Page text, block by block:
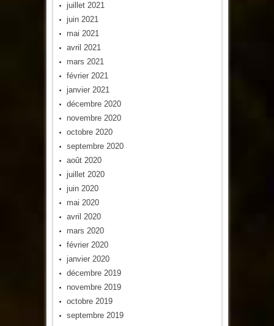
juillet 2021
juin 2021
mai 2021
avril 2021
mars 2021
février 2021
janvier 2021
décembre 2020
novembre 2020
octobre 2020
septembre 2020
août 2020
juillet 2020
juin 2020
mai 2020
avril 2020
mars 2020
février 2020
janvier 2020
décembre 2019
novembre 2019
octobre 2019
septembre 2019